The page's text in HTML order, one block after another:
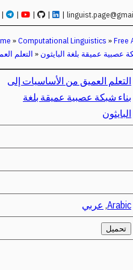
| | | | |
»Computational Linguistics »
التعلم » عصبية عميقة بلغة البايثون
التعلم العميق من الأساسيات إلى
بناء شبكة عصبية عميقة بلغة
البايثون
Arabic
, عربي
تحميل